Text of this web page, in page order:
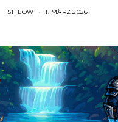
STFLOW 1. MÄRZ 2026